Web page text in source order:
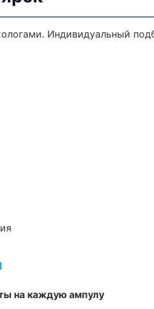
Индивидуальный
на каждую ампулу